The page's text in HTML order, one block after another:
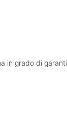
in grado di